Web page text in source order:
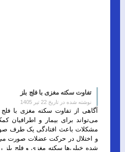
تفاوت سکته مغزی با فلج بلز
نوشته شده در تاریخ
آگاهی از تفاوت سکته مغزی با
می‌تواند برای بیمار و اطرافیان
مشکلات باعث افتادگی یک طرف
و اختلال در حرکت عضلات صورت
شده خیلی‌ها سکته مغزی و فلج بلز